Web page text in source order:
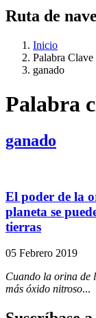
Ruta de
Inicio
Palabra Clave
ganado
Palabra
ganado
El poder de la
planeta se
tierras
05 Febrero 2019
Cuando la orina de
más óxido nitroso...